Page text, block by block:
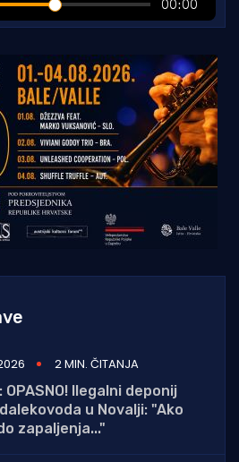
2 MIN. ČITANJA
OPASNO! Ilegalni deponij
u Novalji: "Ako
zapaljenja..."